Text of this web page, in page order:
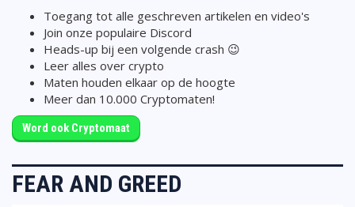
Toegang tot alle geschreven artikelen en video's
Join onze populaire Discord
Heads-up bij een volgende crash 😉
Leer alles over crypto
Maten houden elkaar op de hoogte
Meer dan 10.000 Cryptomaten!
Word ook Cryptomaat
FEAR AND GREED